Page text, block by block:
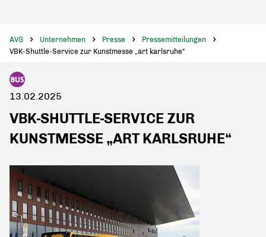
AVG Unternehmen Presse
Pressemitteilungen
VBK-Shuttle-Service zur Kunstmesse „art karlsruhe“
13.02.2025
VBK-SHUTTLE-SERVICE ZUR
KUNSTMESSE „ART KARLSRUHE“